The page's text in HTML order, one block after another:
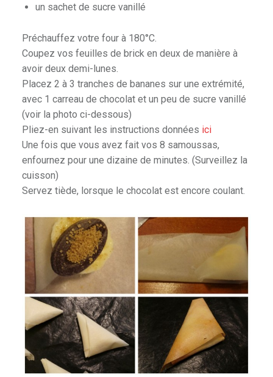
un sachet de sucre vanillé
Préchauffez votre four à 180°C.
Coupez vos feuilles de brick en deux de manière à
avoir deux demi-lunes.
Placez 2 à 3 tranches de bananes sur une extrémité,
avec 1 carreau de chocolat et un peu de sucre vanillé
(voir la photo ci-dessous)
Pliez-en suivant les instructions données ici
Une fois que vous avez fait vos 8 samoussas,
enfournez pour une dizaine de minutes. (Surveillez la
cuisson)
Servez tiède, lorsque le chocolat est encore coulant.